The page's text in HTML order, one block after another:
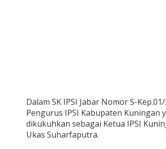
Dalam SK IPSI Jabar Nomor S-
Pengurus IPSI Kabupaten Kuningan
dikukuhkan sebagai Ketua IPSI
Ukas Suharfaputra.